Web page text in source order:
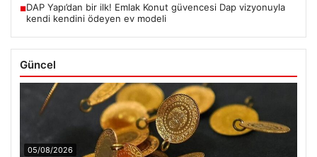
■DAP Yapı’dan bir ilk! Emlak Konut güvencesi Dap vizyonuyla
kendi kendini ödeyen ev modeli
Güncel
05/08/2026